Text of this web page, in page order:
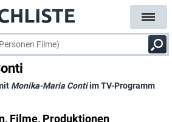
Monika-Maria Contiim TV-Programm
Filme, Produktionen